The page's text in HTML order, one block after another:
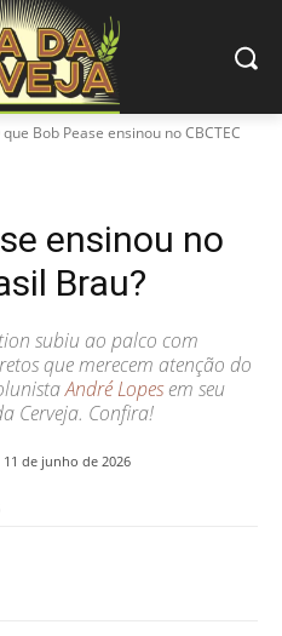
que Bob Pease ensinou no CBCTEC
ensinou no
Brau?
subiu ao palco com
que merecem atenção do
André Lopesem seu
Cerveja. Confira!
11 de junho de 2026